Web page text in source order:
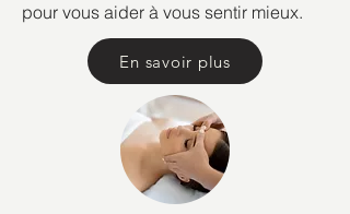
pour vous aider à vous sentir mieux.
En savoir plus